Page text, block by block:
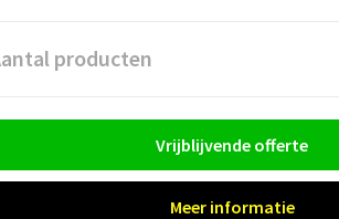
producten
Vrijblijvende offerte
Meer informatie